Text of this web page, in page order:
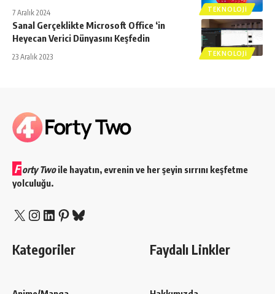
TEKNOLOJI
7 Aralık 2024
TEKNOLOJI
Sanal Gerçeklikte Microsoft Office ‘in
Heyecan Verici Dünyasını Keşfedin
23 Aralık 2023
F orty Twoile hayatın, evrenin ve her şeyin sırrını keşfetme
yolculuğu.
X Instagram
LinkedIn
Pinterest
Bluesky
Kategoriler Faydalı Linkler